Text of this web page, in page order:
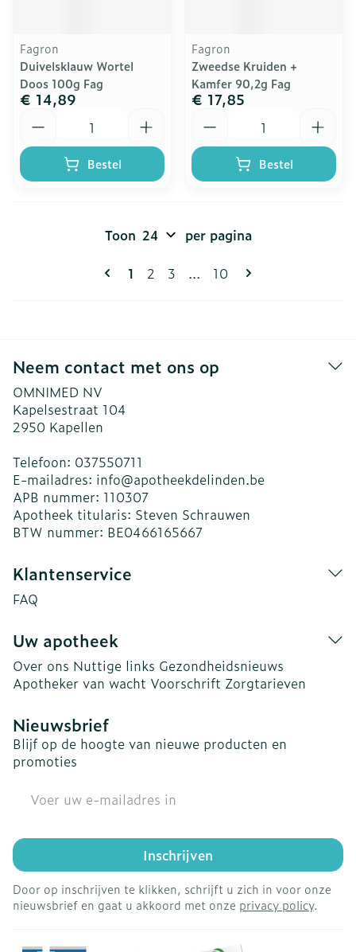
Fagron
Duivelsklauw Wortel
Doos 100g Fag
€ 14,89
Bestel
Fagron
Zweedse Kruiden +
Kamfer 90,2g Fag
€ 17,85
Bestel
Pagina's
U lees momenteel pagina
1 Pagina
2 Pagina
3 ... Pagina
10
Toon per pagina
Neem contact met ons op
OMNIMED NV
Kapelsestraat 104
2950 Kapellen
Telefoon: 037550711
E-mailadres: info@apotheekdelinden.be
APB nummer: 110307
Apotheek titularis: Steven Schrauwen
BTW nummer: BE0466165667
Klantenservice
FAQ
Uw apotheek
Over ons Nuttige links Gezondheidsnieuws
Apotheker van wacht Voorschrift Zorgtarieven
Nieuwsbrief
Blijf op de hoogte van nieuwe producten en
promoties
Inschrijven
Door op inschrijven te klikken, schrijft u zich in voor onze
nieuwsbrief en gaat u akkoord met onze privacy policy.